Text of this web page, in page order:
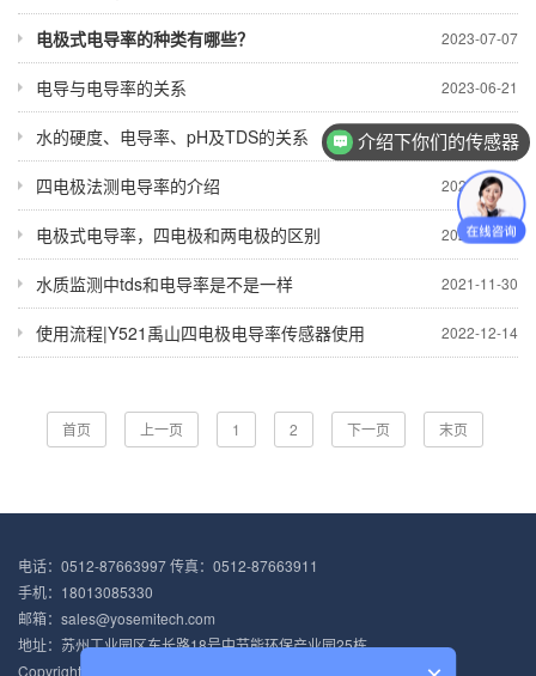
2023-07-07
电极式电导率的种类有哪些？
2023-06-21
电导与电导率的关系
2023-05-17
水的硬度、电导率、pH及TDS的关系
2022-09-20
四电极法测电导率的介绍
2022-08-09
电极式电导率，四电极和两电极的区别
2021-11-30
水质监测中tds和电导率是不是一样
2022-12-14
使用流程|Y521禹山四电极电导率传感器使用
首页 上一页 1 2 下一页 末页
电话：0512-87663997 传真：0512-87663911
手机：18013085330
邮箱：sales@yosemitech.com
地址：苏州工业园区东长路18号中节能环保产业园25栋
Copyright © 2012-2021 苏州禹山传感科技有限公司 版权所有
介绍下你们的传感器